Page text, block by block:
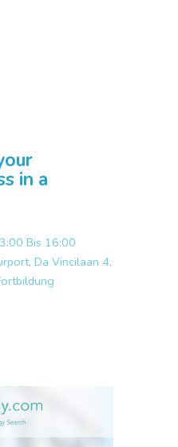
in a
Bis 16:00
Da Vincilaan 4,